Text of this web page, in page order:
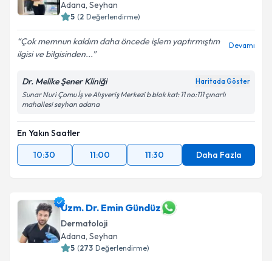
Adana, Seyhan
5 (2 Değerlendirme)
Çok memnun kaldım daha öncede işlem yaptırmıştım
ilgisi ve bilgisinden...
Devamı
Dr. Melike Şener Kliniği Haritada Göster
Sunar Nuri Çomu İş ve Alışveriş Merkezi b blok kat: 11 no:111 çınarlı
mahallesi seyhan adana
En Yakın Saatler
10:30
11:00 11:30 Daha Fazla
Uzm. Dr. Emin Gündüz
Dermatoloji
Adana, Seyhan
5 (273 Değerlendirme)